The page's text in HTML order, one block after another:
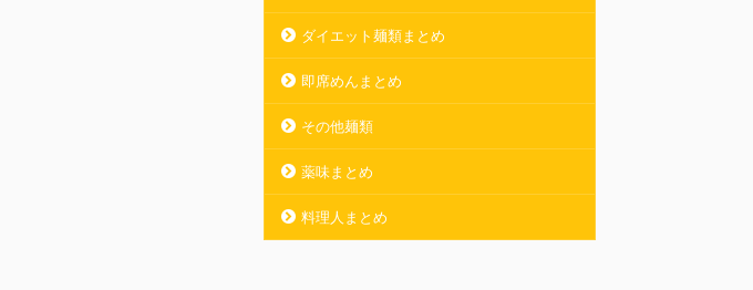
ダイエット麺類まとめ
即席めんまとめ
その他麺類
薬味まとめ
料理人まとめ